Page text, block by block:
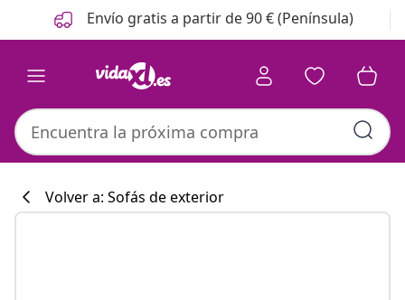
Anterior
Siguiente Envío gratis a partir de 90 € (Península)
Volver a: Sofás de exterior